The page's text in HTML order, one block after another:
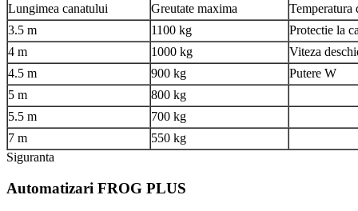
Lungimea canatului
Greutate maxima
Temperatura
3.5 m
1100 kg
Protectie la
4 m
1000 kg
Viteza
4.5 m
900 kg
Putere W
5 m
800 kg
5.5 m
700 kg
7 m
550 kg
Siguranta
Automatizari FROG PLUS